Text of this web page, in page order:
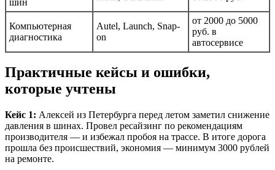
Компьютерная
диагностика
Autel, Launch, Snap-
on
от 2000 до 5000
руб. в
автосервисе
Практичные кейсы и ошибки,
которые учтены
Кейс 1: Алексей из Петербурга перед летом заметил снижение
давления в шинах. Провел ресайзинг по рекомендациям
производителя — и избежал пробоя на трассе. В итоге дорога
прошла без происшествий, экономия — минимум 3000 рублей
на ремонте.